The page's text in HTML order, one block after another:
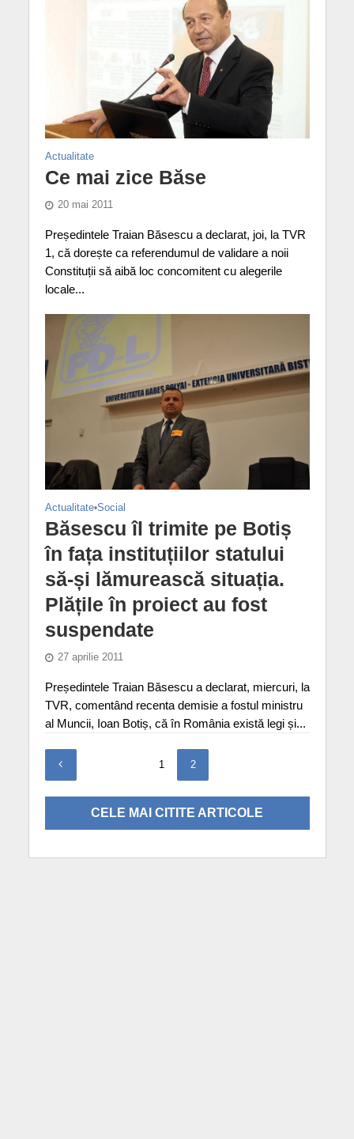
Actualitate
Ce mai zice Băse
20 mai 2011
Președintele Traian Băsescu a declarat, joi, la TVR
1, că dorește ca referendumul de validare a noii
Constituții să aibă loc concomitent cu alegerile
locale...
Actualitate•Social
Băsescu îl trimite pe Botiș
în fața instituțiilor statului
să-și lămurească situația.
Plățile în proiect au fost
suspendate
27 aprilie 2011
Președintele Traian Băsescu a declarat, miercuri, la
TVR, comentând recenta demisie a fostul ministru
al Muncii, Ioan Botiș, că în România există legi și...
1 2
CELE MAI CITITE ARTICOLE